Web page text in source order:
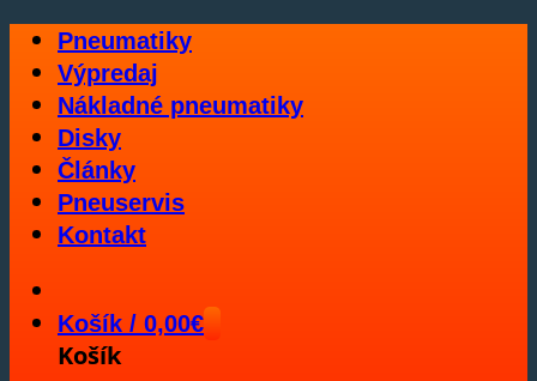
Skip
content
Pneumatiky
Výpredaj
Nákladné pneumatiky
Disky
Články
Pneuservis
Kontakt
Košík / 0,00€
Košík